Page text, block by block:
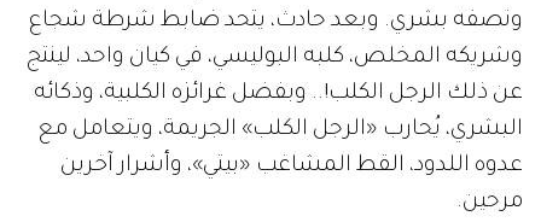
ونصفه بشري. وبعد حادث، يتحد ضابط شرطة شجاع
وشريكه المخلص، كلبه البوليسي، في كيان واحد، لينتج
عن ذلك الرجل الكلب!.. وبفضل غرائزه الكلبية، وذكائه
البشري، يُحارب «الرجل الكلب» الجريمة، ويتعامل مع
عدوه اللدود، القط المشاغب «بيتي»، وأشرار آخرين
مرحين.